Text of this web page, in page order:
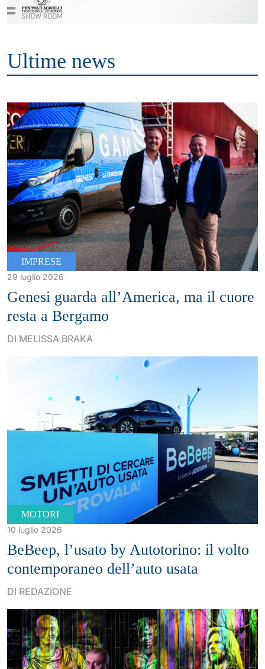
Ultime news
IMPRESE
29 luglio 2026
Genesi guarda all’America, ma il cuore
resta a Bergamo
DI MELISSA BRAKA
MOTORI
10 luglio 2026
BeBeep, l’usato by Autotorino: il volto
contemporaneo dell’auto usata
DI REDAZIONE